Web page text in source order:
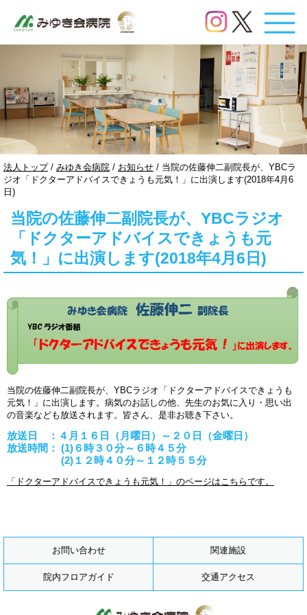
現
在
の
置：
法人トップ/ みゆき会病院 / お知らせ / 当院の佐藤伸二副院長が、YBCラ
ジオ「ドクターアドバイスできょうも元気！」に出演します(2018年4月6
日)
当院の佐藤伸二副院長が、YBCラジオ
「ドクターアドバイスできょうも元
気！」に出演します(2018年4月6日)
当院の佐藤伸二副院長が、YBCラジオ「ドクターアドバイスできょうも
元気！」に出演します。病気のお話しの他、先生のお気に入り・思い出
の音楽なども放送されます。皆さん、是非お聴き下さい。
放送日 ：４月１６日（月曜日）～２０日（金曜日）
放送時間： (1)６時３０分～６時４５分
(2)１２時４０分～１２時５５分
「ドクターアドバイスできょうも元気！」のページはこちらです。
お問い合わせ 関連施設
院内フロアガイド 交通アクセス